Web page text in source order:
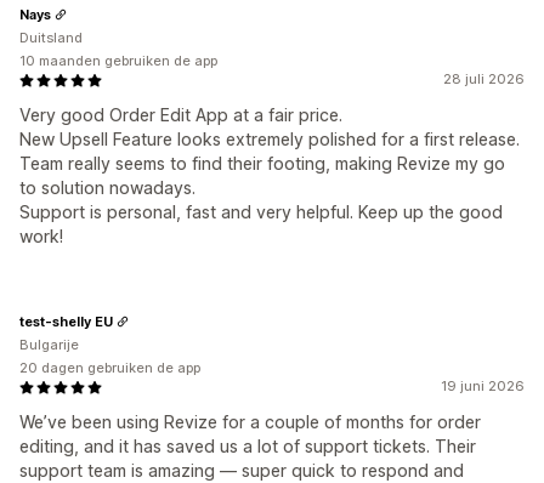
28 juli 2026
Very good Order Edit App at a fair price.
New Upsell Feature looks extremely polished for a first release.
Team really seems to find their footing, making Revize my go
to solution nowadays.
Support is personal, fast and very helpful. Keep up the good
work!
Nays
Duitsland
10 maanden gebruiken de app
19 juni 2026
We’ve been using Revize for a couple of months for order
editing, and it has saved us a lot of support tickets. Their
support team is amazing — super quick to respond and
test-shelly EU
Bulgarije
20 dagen gebruiken de app